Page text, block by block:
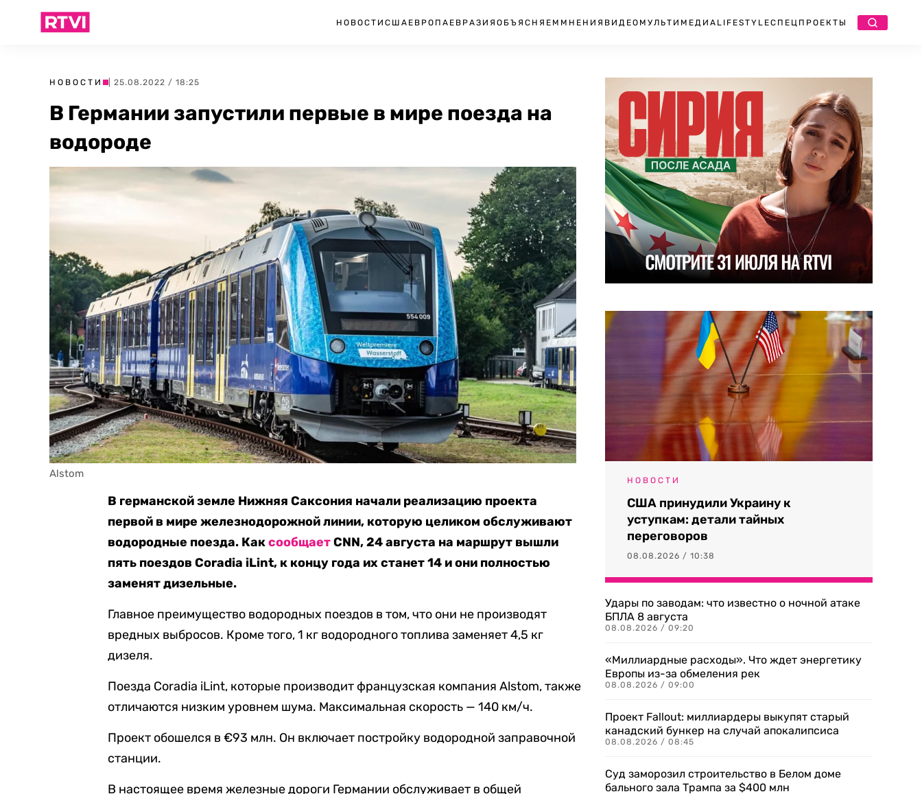
НОВОСТИ США ЕВРОПА ЕВРАЗИЯ ОБЪЯСНЯЕМ МНЕНИЯ ВИДЕО МУЛЬТИМЕДИА LIFESTYLEСПЕЦПРОЕКТЫ
НОВОСТИ | 25.08.2022 / 18:25
В Германии запустили первые в мире поезда на
водороде
Alstom
В германской земле Нижняя Саксония начали реализацию проекта
первой в мире железнодорожной линии, которую целиком обслуживают
водородные поезда. КаксообщаетCNN, 24 августа на маршрут вышли
пять поездов Coradia iLint, к концу года их станет 14 и они полностью
заменят дизельные.
Главное преимущество водородных поездов в том, что они не производят
вредных выбросов. Кроме того, 1 кг водородного топлива заменяет 4,5 кг
дизеля.
Поезда Coradia iLint, которые производит французская компания Alstom, также
отличаются низким уровнем шума. Максимальная скорость — 140 км/ч.
Проект обошелся в €93 млн. Он включает постройку водородной заправочной
станции.
В настоящее время железные дороги Германии обслуживает в общей
НОВОСТИ
США принудили Украину к
уступкам: детали тайных
переговоров
08.08.2026 / 10:38
Удары по заводам: что известно о ночной атаке
БПЛА 8 августа
08.08.2026 / 09:20
«Миллиардные расходы». Что ждет энергетику
Европы из-за обмеления рек
08.08.2026 / 09:00
Проект Fallout: миллиардеры выкупят старый
канадский бункер на случай апокалипсиса
08.08.2026 / 08:45
Суд заморозил строительство в Белом доме
бального зала Трампа за $400 млн